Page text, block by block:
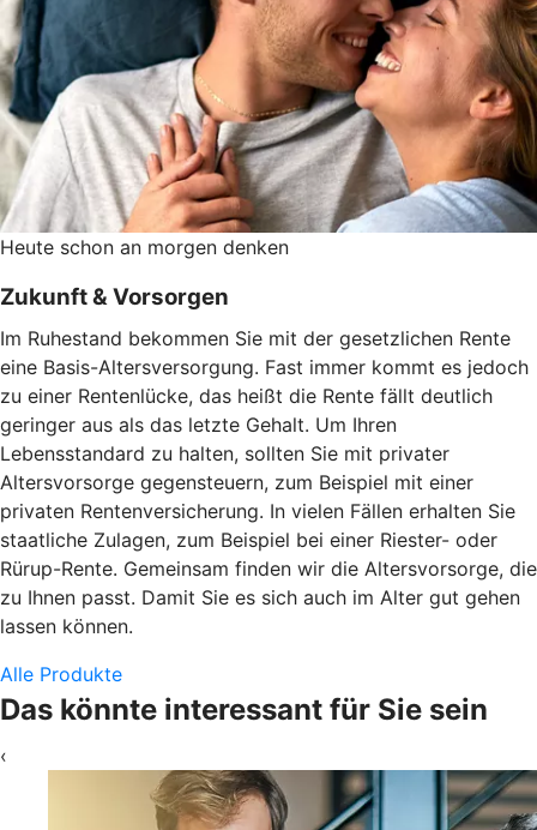
Heute schon an morgen denken
Zukunft & Vorsorgen
Im Ruhestand bekommen Sie mit der gesetzlichen Rente
eine Basis-Altersversorgung. Fast immer kommt es jedoch
zu einer Rentenlücke, das heißt die Rente fällt deutlich
geringer aus als das letzte Gehalt. Um Ihren
Lebensstandard zu halten, sollten Sie mit privater
Altersvorsorge gegensteuern, zum Beispiel mit einer
privaten Rentenversicherung. In vielen Fällen erhalten Sie
staatliche Zulagen, zum Beispiel bei einer Riester- oder
Rürup-Rente. Gemeinsam finden wir die Altersvorsorge, die
zu Ihnen passt. Damit Sie es sich auch im Alter gut gehen
lassen können.
Alle Produkte
Das könnte interessant für Sie sein
‹